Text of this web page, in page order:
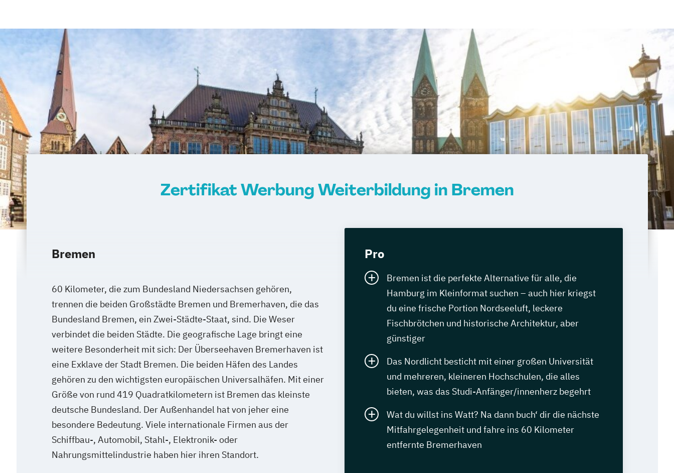
Zertifikat Werbung Weiterbildung in Bremen
Bremen
60 Kilometer, die zum Bundesland Niedersachsen gehören,
trennen die beiden Großstädte Bremen und Bremerhaven, die das
Bundesland Bremen, ein Zwei-Städte-Staat, sind. Die Weser
verbindet die beiden Städte. Die geografische Lage bringt eine
weitere Besonderheit mit sich: Der Überseehaven Bremerhaven ist
eine Exklave der Stadt Bremen. Die beiden Häfen des Landes
gehören zu den wichtigsten europäischen Universalhäfen. Mit einer
Größe von rund 419 Quadratkilometern ist Bremen das kleinste
deutsche Bundesland. Der Außenhandel hat von jeher eine
besondere Bedeutung. Viele internationale Firmen aus der
Schiffbau-, Automobil, Stahl-, Elektronik- oder
Nahrungsmittelindustrie haben hier ihren Standort.
Pro
Bremen ist die perfekte Alternative für alle, die
Hamburg im Kleinformat suchen – auch hier kriegst
du eine frische Portion Nordseeluft, leckere
Fischbrötchen und historische Architektur, aber
günstiger
Das Nordlicht besticht mit einer großen Universität
und mehreren, kleineren Hochschulen, die alles
bieten, was das Studi-Anfänger/innenherz begehrt
Wat du willst ins Watt? Na dann buch‘ dir die nächste
Mitfahrgelegenheit und fahre ins 60 Kilometer
entfernte Bremerhaven